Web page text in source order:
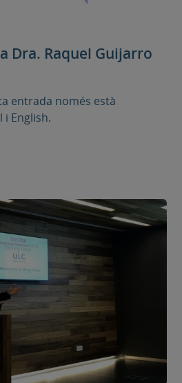
Dra. Raquel Guijarro
entrada només està
i English.